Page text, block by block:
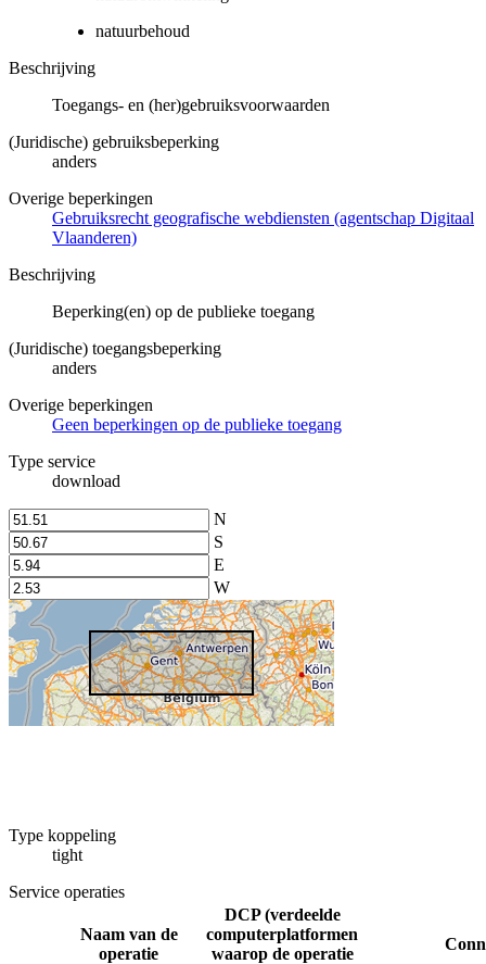
natuurbehoud
Beschrijving
Toegangs- en (her)gebruiksvoorwaarden
(Juridische) gebruiksbeperking
anders
Overige beperkingen
Gebruiksrecht geografische webdiensten (agentschap Digitaal
Vlaanderen)
Beschrijving
Beperking(en) op de publieke toegang
(Juridische) toegangsbeperking
anders
Overige beperkingen
Geen beperkingen op de publieke toegang
Type service
download
N
S
E
W
Type koppeling
tight
Service operaties
Naam van de
operatie
DCP (verdeelde
computerplatformen
waarop de operatie